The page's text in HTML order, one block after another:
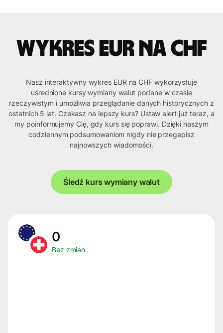
Wykres EUR na CHF
Nasz interaktywny wykres EUR na CHF wykorzystuje
uśrednione kursy wymiany walut podane w czasie
rzeczywistym i umożliwia przeglądanie danych historycznych z
ostatnich 5 lat. Czekasz na lepszy kurs? Ustaw alert już teraz, a
my poinformujemy Cię, gdy kurs się poprawi. Dzięki naszym
codziennym podsumowaniom nigdy nie przegapisz
najnowszych wiadomości.
Śledź kurs wymiany walut
0
Bez zmian